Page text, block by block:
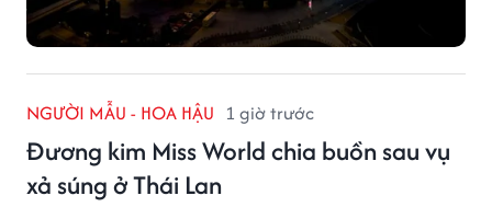
NGƯỜI MẪU - HOA HẬU 1 giờ trước
Đương kim Miss World chia buồn sau vụ
xả súng ở Thái Lan